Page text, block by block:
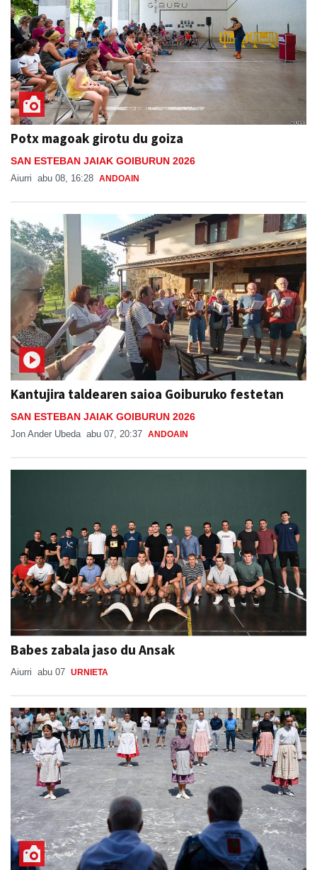
Potx magoak girotu du goiza
SAN ESTEBAN JAIAK GOIBURUN 2026
Aiurri abu 08, 16:28 ANDOAIN
Kantujira taldearen saioa Goiburuko festetan
SAN ESTEBAN JAIAK GOIBURUN 2026
Jon Ander Ubeda abu 07, 20:37 ANDOAIN
Babes zabala jaso du Ansak
Aiurri abu 07 URNIETA